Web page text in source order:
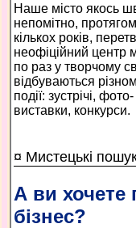
Наше місто якось
непомітно,
кількох років,
неофіційний центр
по раз у творчому
відбуваються
події: зустрічі,
виставки, конкурси.
¤ Мистецькі
А ви хочете
бізнес?